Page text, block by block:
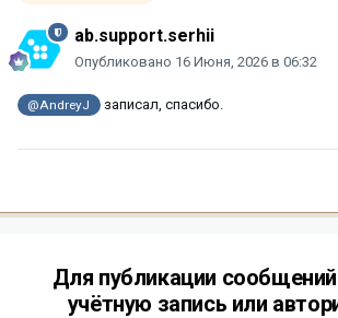
ab.support.serhii
Опубликовано 16 Июня, 2026 в 06:32
@AndreyJ записал, спасибо.
Для публикации
учётную запись или